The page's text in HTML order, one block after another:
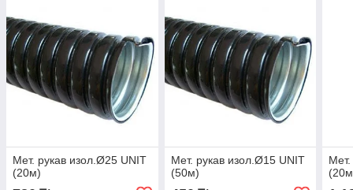
Мет. рукав изол.Ø25 UNIT
(20м)
Мет. рукав изол.Ø15 UNIT
(50м)